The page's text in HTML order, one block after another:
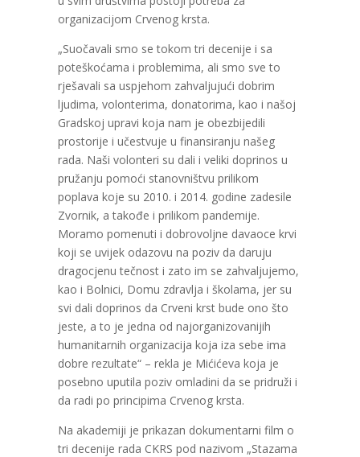
organizacijom Crvenog krsta.
„Suočavali smo se tokom tri decenije i sa
poteškoćama i problemima, ali smo sve to
rješavali sa uspjehom zahvaljujući dobrim
ljudima, volonterima, donatorima, kao i našoj
Gradskoj upravi koja nam je obezbijedili
prostorije i učestvuje u finansiranju našeg
rada. Naši volonteri su dali i veliki doprinos u
pružanju pomoći stanovništvu prilikom
poplava koje su 2010. i 2014. godine zadesile
Zvornik, a takođe i prilikom pandemije.
Moramo pomenuti i dobrovoljne davaoce krvi
koji se uvijek odazovu na poziv da daruju
dragocjenu tečnost i zato im se zahvaljujemo,
kao i Bolnici, Domu zdravlja i školama, jer su
svi dali doprinos da Crveni krst bude ono što
jeste, a to je jedna od najorganizovanijih
humanitarnih organizacija koja iza sebe ima
dobre rezultate“ – rekla je Mićićeva koja je
posebno uputila poziv omladini da se pridruži i
da radi po principima Crvenog krsta.
Na akademiji je prikazan dokumentarni film o
tri decenije rada CKRS pod nazivom „Stazama